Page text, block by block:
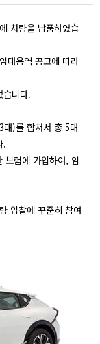
차량을 납품하였습
대용역 공고에 따라
습니다.
)를 합쳐서 총 5대
.
보험에 가입하여, 임
입찰에 꾸준히 참여